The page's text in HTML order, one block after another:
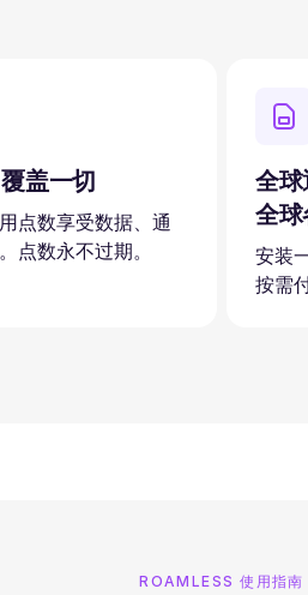
盖一切
点数享受数据、通
点数永不过期。
全
全
安装
按需
ROAMLESS 使用指南